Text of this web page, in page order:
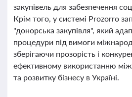
закупівель для забезпечення
Крім того, у системі Prozorro
"донорська закупівля", який
процедури під вимоги
зберігаючи прозорість і
ефективному використанню
та розвитку бізнесу в Україні.